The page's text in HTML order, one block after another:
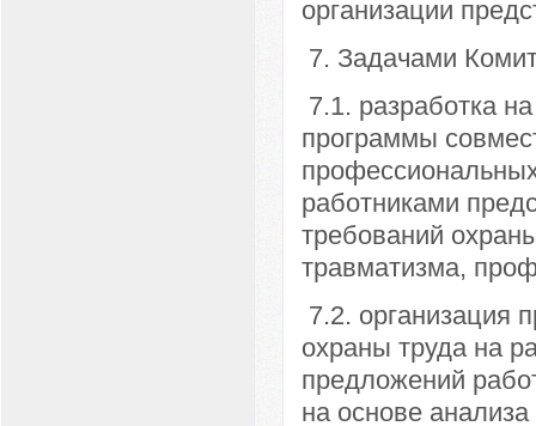
организации
7. Задачами
7.1. разработка
программы
работниками
требований
травматизма,
7.2. организация
охраны труда на
предложений
на основе